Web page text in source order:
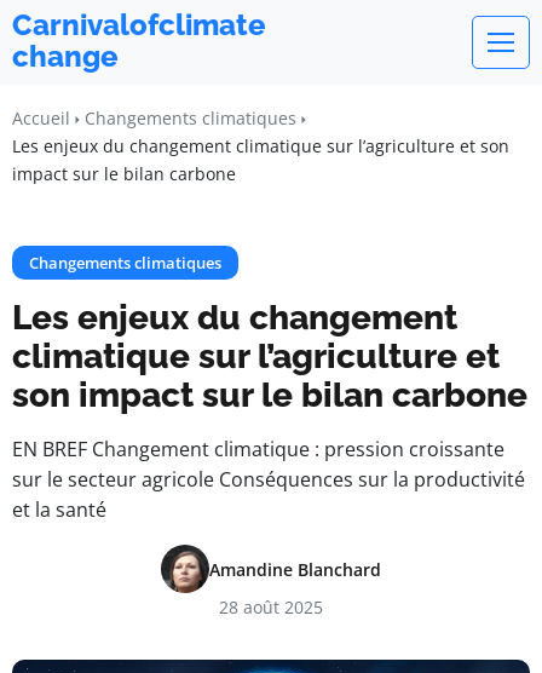
Carnivalofclimate
change
Accueil
Changements climatiques
Les enjeux du changement climatique sur l’agriculture et son
impact sur le bilan carbone
Changements climatiques
Les enjeux du changement
climatique sur l’agriculture et
son impact sur le bilan carbone
EN BREF Changement climatique : pression croissante
sur le secteur agricole Conséquences sur la productivité
et la santé
Amandine Blanchard
28 août 2025